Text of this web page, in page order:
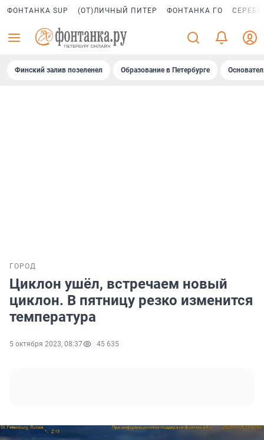
ФОНТАНКА SUP (ОТ)ЛИЧНЫЙ ПИТЕР ФОНТАНКА ГО
Финский залив позеленел Образование в Петербурге
ГОРОД
Циклон ушёл, встречаем новый
циклон. В пятницу резко изменится
температура
5 октября 2023, 08:37 45 635